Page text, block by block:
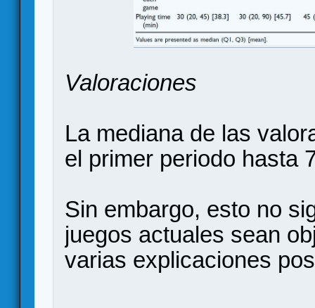
Valoraciones
La mediana de las
el primer periodo hasta
Sin embargo, esto no
juegos actuales sean
varias explicaciones